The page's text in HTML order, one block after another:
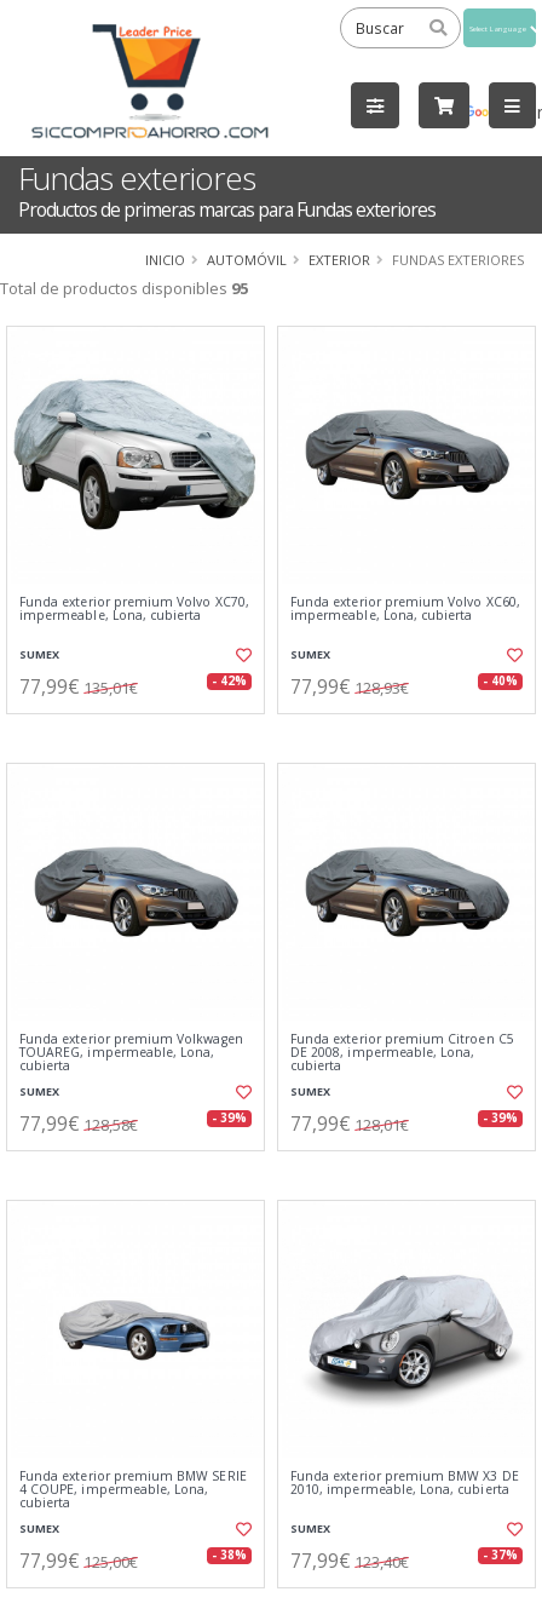
by
Fundas exteriores
Productos de primeras marcas para Fundas exteriores
INICIO AUTOMÓVIL EXTERIOR FUNDAS EXTERIORES
Total de productos disponibles 95
Funda exterior premium Volvo XC70,
impermeable, Lona, cubierta
SUMEX
77,99€ 135,01€ - 42%
Funda exterior premium Volvo XC60,
impermeable, Lona, cubierta
SUMEX
77,99€ 128,93€ - 40%
Funda exterior premium Volkwagen
TOUAREG, impermeable, Lona,
cubierta
SUMEX
77,99€ 128,58€ - 39%
Funda exterior premium Citroen C5
DE 2008, impermeable, Lona,
cubierta
SUMEX
77,99€ 128,01€ - 39%
Funda exterior premium BMW SERIE
4 COUPE, impermeable, Lona,
cubierta
SUMEX
77,99€ 125,00€ - 38%
Funda exterior premium BMW X3 DE
2010, impermeable, Lona, cubierta
SUMEX
77,99€ 123,40€ - 37%